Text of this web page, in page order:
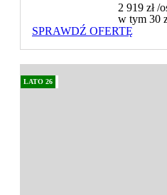
2 919 zł/
w tym 30
SPRAWDŹ OFERTĘ
LATO 26